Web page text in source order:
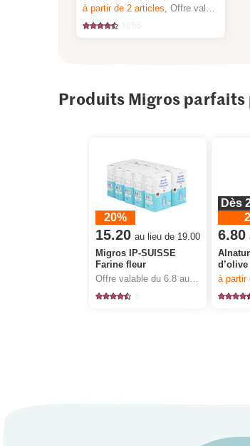
à partir de 2 articles, Offre valable du 6.8 au 12.8.2026, jusqu’à épuisement du stock.
Produits Migros
20%
15.20 au lieu de 19.00
Migros IP-SUISSE
Farine fleur
Dès
6.80
à